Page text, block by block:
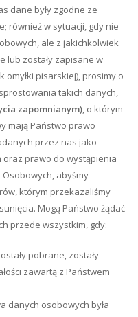
dane były zgodne ze
również w sytuacji, gdy nie
ale z jakichkolwiek
lub zostały zapisane w
pisarskiej), prosimy o
takich danych,
zapomnianym), o którym
mają Państwo prawo
przez nas jako
prawo do wystąpienia
abyśmy
którym przekazaliśmy
Mogą Państwo żądać
przede wszystkim, gdy:
pobrane, zostały
zawartą z Państwem
danych osobowych była